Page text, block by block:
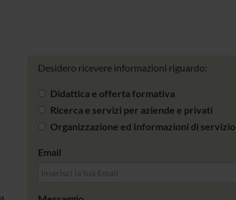
Desidero ricevere informazioni riguardo:
Didattica e offerta formativa
Ricerca e servizi per aziende e privati
Organizzazione ed Informazioni di servizio
Email